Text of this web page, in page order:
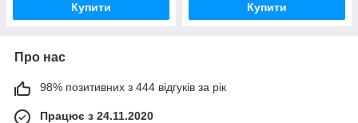
Купити Купити
Про нас
98% позитивних з 444 відгуків за рік
Працює з 24.11.2020